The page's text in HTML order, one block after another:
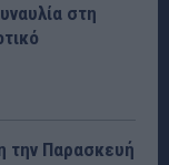
στη
την Παρασκευή